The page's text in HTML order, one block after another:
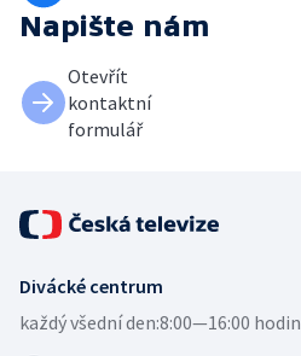
Napište nám
Otevřít
kontaktní
formulář
Divácké centrum
každý všední den:8:00—16:00 hodin